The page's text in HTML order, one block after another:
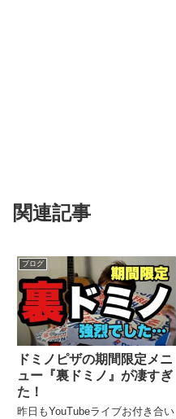
関連記事
ブログ
ドミノピザの期間限定メニ
ュー『裏ドミノ』が凄すぎ
た！
昨日もYouTubeライブお付き合い